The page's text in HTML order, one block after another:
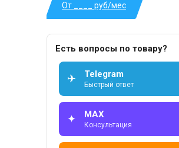
От ____ руб/мес
Есть вопросы по товару?
✈ Telegram
Быстрый ответ
✦ MAX
Консультация